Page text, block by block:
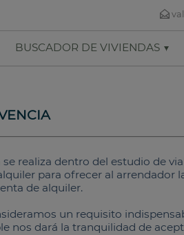
BUSCADOR DE VIVIENDAS
se realiza dentro del estudio de
para ofrecer al arrendador
de alquiler.
un requisito
nos dará la tranquilidad de